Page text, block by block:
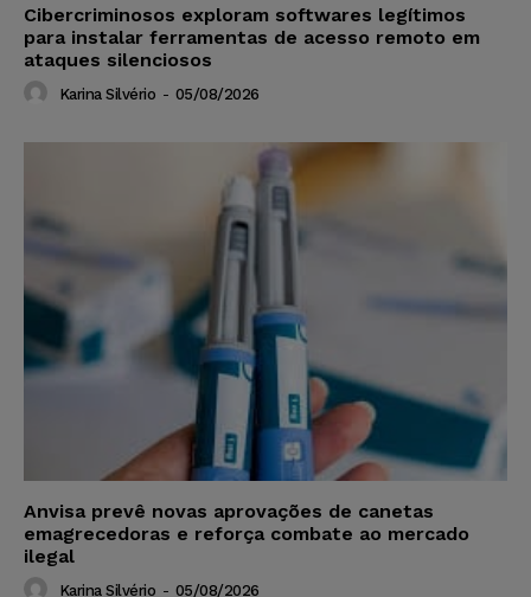
Cibercriminosos exploram softwares legítimos
para instalar ferramentas de acesso remoto em
ataques silenciosos
Karina Silvério - 05/08/2026
Anvisa prevê novas aprovações de canetas
emagrecedoras e reforça combate ao mercado
ilegal
Karina Silvério - 05/08/2026